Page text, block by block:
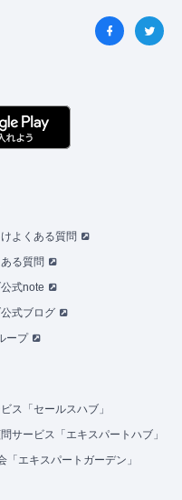
よくある質問
る質問
式note
式ブログ
ープ
ス「セールスハブ」
サービス「エキスパートハブ」
「エキスパートガーデン」